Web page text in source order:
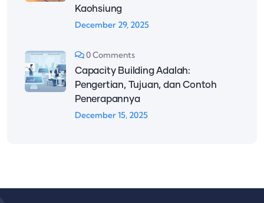
Dukung Profesional Data Center
July 1, 2026
0 Comments
APICTA Awards 2025, Panggung
Inovasi Digital Asia Pasifik di
Kaohsiung
December 29, 2025
Penerapannya